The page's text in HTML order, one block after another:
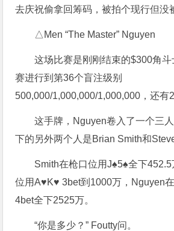
△Men “The Master” Nguyen
这场比赛是刚刚结束的$300角
赛进行到第36个盲注级别
500,000/1,000,000/1,000,000，还有
这手牌，Nguyen卷入了一个三
下的另外两个人是Brian Smith和
Smith在枪口位用J♠5♠全下
位用A♥K♥ 3bet到1000万，Nguyen
4bet全下2525万。
“你是多少？” Foutty问。